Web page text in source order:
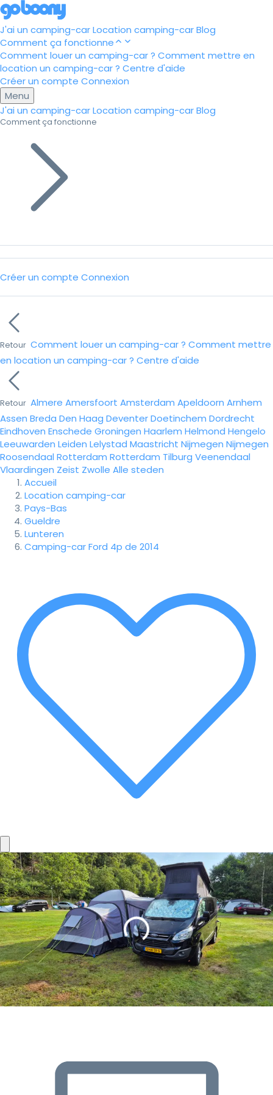
J'ai un camping-carLocation camping-carBlog
Comment ça fonctionne
Comment louer un camping-car ? Comment mettre en
location un camping-car ? Centre d'aide
Créer un compte Connexion
Menu
J'ai un camping-carLocation camping-carBlog
Comment ça fonctionne
Créer un compte Connexion
Retour Comment louer un camping-car ? Comment mettre
en location un camping-car ? Centre d'aide
Retour Almere Amersfoort Amsterdam Apeldoorn Arnhem
Assen Breda Den Haag DeventerDoetinchem Dordrecht
Eindhoven Enschede Groningen Haarlem Helmond Hengelo
Leeuwarden Leiden Lelystad Maastricht Nijmegen Nijmegen
Roosendaal Rotterdam Rotterdam Tilburg Veenendaal
Vlaardingen Zeist Zwolle Alle steden
Accueil
Location camping-car
Pays-Bas
Gueldre
Lunteren
Camping-car Ford 4p de 2014